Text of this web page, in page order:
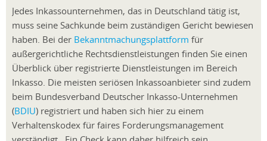
Jedes Inkassounternehmen, das in Deutschland tätig ist,
muss seine Sachkunde beim zuständigen Gericht bewiesen
haben. Bei der Bekanntmachungsplattform für
außergerichtliche Rechtsdienstleistungen finden Sie einen
Überblick über registrierte Dienstleistungen im Bereich
Inkasso. Die meisten seriösen Inkassoanbieter sind zudem
beim Bundesverband Deutscher Inkasso-Unternehmen
(BDIU) registriert und haben sich hier zu einem
Verhaltenskodex für faires Forderungsmanagement